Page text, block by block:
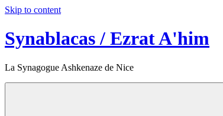
Skip to content
Synablacas / Ezrat A'him
La Synagogue Ashkenaze de Nice